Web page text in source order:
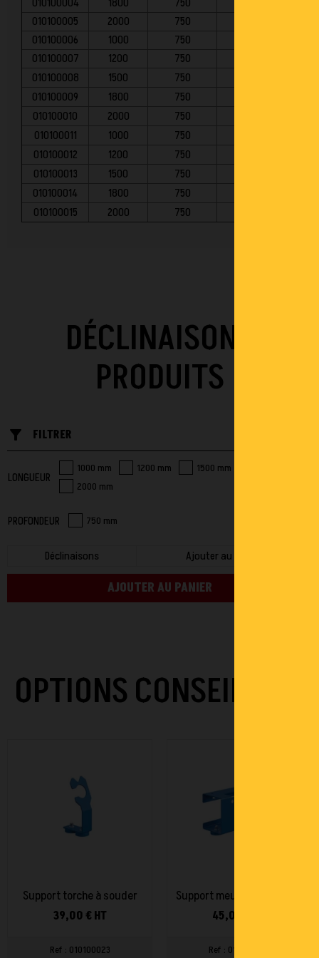
010100005
2000
750
010100006
1000 750
010100007
1200 750
010100008
1500 750
010100009
1800 750
010100010
2000 750
010100011
1000 750
010100012
1200 750
010100013
1500 750
010100014
1800 750
010100015
2000 750
DÉCLINAISONS
PRODUITS
filter_list_alt FILTRER
LONGUEUR
1000 mm 1200 mm 1500 mm
2000 mm
PROFONDEUR 750 mm
Déclinaisons Ajouter au panier
AJOUTER AU PANIER
OPTIONS CONSEILLÉES
Support torche à souder
39,00 € HT
Ref : 010100023
Support meuleuse aimanté
45,00 € HT
Ref : 010100024